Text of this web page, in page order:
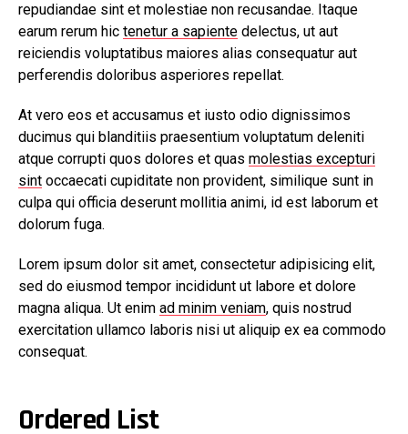
repudiandae sint et molestiae non recusandae. Itaque
earum rerum hic tenetur a sapiente delectus, ut aut
reiciendis voluptatibus maiores alias consequatur aut
perferendis doloribus asperiores repellat.
At vero eos et accusamus et iusto odio dignissimos
ducimus qui blanditiis praesentium voluptatum deleniti
atque corrupti quos dolores et quas molestias excepturi
sint occaecati cupiditate non provident, similique sunt in
culpa qui officia deserunt mollitia animi, id est laborum et
dolorum fuga.
Lorem ipsum dolor sit amet, consectetur adipisicing elit,
sed do eiusmod tempor incididunt ut labore et dolore
magna aliqua. Ut enim ad minim veniam, quis nostrud
exercitation ullamco laboris nisi ut aliquip ex ea commodo
consequat.
Ordered List